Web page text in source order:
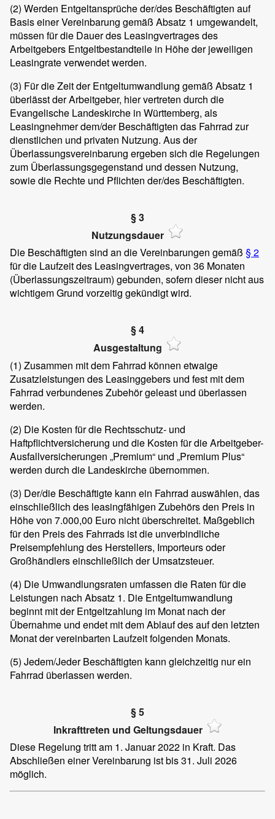
(2) Werden Entgeltansprüche der/des Beschäftigten auf
Basis einer Vereinbarung gemäß Absatz 1 umgewandelt,
müssen für die Dauer des Leasingvertrages des
Arbeitgebers Entgeltbestandteile in Höhe der jeweiligen
Leasingrate verwendet werden.
(3) Für die Zeit der Entgeltumwandlung gemäß Absatz 1
überlässt der Arbeitgeber, hier vertreten durch die
Evangelische Landeskirche in Württemberg, als
Leasingnehmer dem/der Beschäftigten das Fahrrad zur
dienstlichen und privaten Nutzung. Aus der
Überlassungsvereinbarung ergeben sich die Regelungen
zum Überlassungsgegenstand und dessen Nutzung,
sowie die Rechte und Pflichten der/des Beschäftigten.
§ 3
Nutzungsdauer
Die Beschäftigten sind an die Vereinbarungen gemäß § 2
für die Laufzeit des Leasingvertrages, von 36 Monaten
(Überlassungszeitraum) gebunden, sofern dieser nicht aus
wichtigem Grund vorzeitig gekündigt wird.
§ 4
Ausgestaltung
(1) Zusammen mit dem Fahrrad können etwaige
Zusatzleistungen des Leasinggebers und fest mit dem
Fahrrad verbundenes Zubehör geleast und überlassen
werden.
(2) Die Kosten für die Rechtsschutz- und
Haftpflichtversicherung und die Kosten für die Arbeitgeber-
Ausfallversicherungen „Premium“ und „Premium Plus“
werden durch die Landeskirche übernommen.
(3) Der/die Beschäftigte kann ein Fahrrad auswählen, das
einschließlich des leasingfähigen Zubehörs den Preis in
Höhe von 7.000,00 Euro nicht überschreitet. Maßgeblich
für den Preis des Fahrrads ist die unverbindliche
Preisempfehlung des Herstellers, Importeurs oder
Großhändlers einschließlich der Umsatzsteuer.
(4) Die Umwandlungsraten umfassen die Raten für die
Leistungen nach Absatz 1. Die Entgeltumwandlung
beginnt mit der Entgeltzahlung im Monat nach der
Übernahme und endet mit dem Ablauf des auf den letzten
Monat der vereinbarten Laufzeit folgenden Monats.
(5) Jedem/Jeder Beschäftigten kann gleichzeitig nur ein
Fahrrad überlassen werden.
§ 5
Inkrafttreten und Geltungsdauer
Diese Regelung tritt am 1. Januar 2022 in Kraft. Das
Abschließen einer Vereinbarung ist bis 31. Juli 2026
möglich.